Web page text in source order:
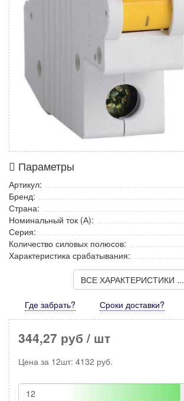
Параметры
Артикул:
Бренд:
Страна:
Номинальный ток (А):
Серия:
Количество силовых полюсов:
Характеристика срабатывания:
ВСЕ ХАРАКТЕРИСТИКИ ...
Где забрать? Сроки доставки?
344,27 руб / шт
Цена за 12шт: 4132 руб.